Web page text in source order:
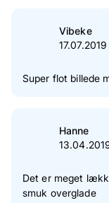
Vibeke
17.07.2019
Super flot billede
Hanne
Det er meget
smuk overglade